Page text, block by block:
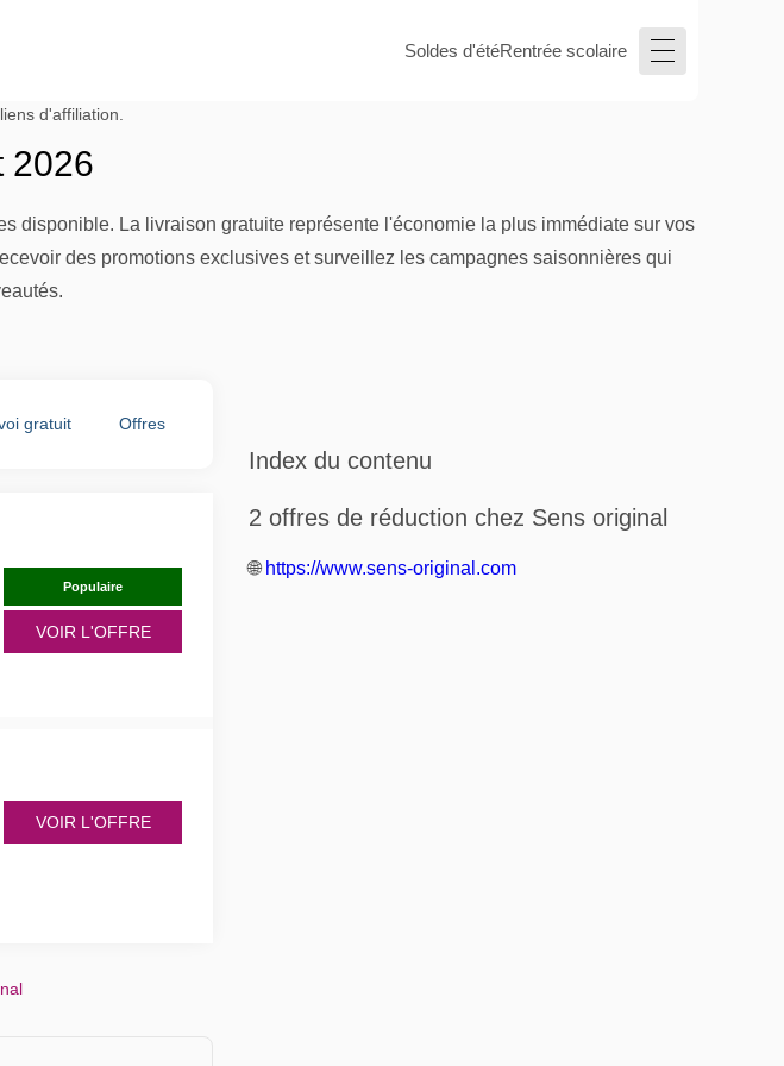
Soldes d'étéRentrée scolaire
d'affiliation.
2026
disponible. La livraison gratuite représente l'économie la plus immédiate sur vos
des promotions exclusives et surveillez les campagnes saisonnières qui
gratuit Offres
Populaire
VOIR L'OFFRE
VOIR L'OFFRE
Index du contenu
2 offres de réduction chez Sens original
🌐 https://www.sens-original.com